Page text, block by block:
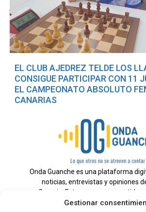
Gestionar
EL CLUB AJEDREZ TELDE LOS
CONSIGUE PARTICIPAR CON 11
EL CAMPEONATO ABSOLUTO
CANARIAS
Onda Guanche es una plataforma
noticias, entrevistas y opiniones
Canaria. Estamos comprometidos
información veraz y un periodismo